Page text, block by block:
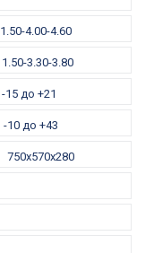
1.50-4.00-4.60
1.50-3.30-3.80
-15 до +21
-10 до +43
750x570x280